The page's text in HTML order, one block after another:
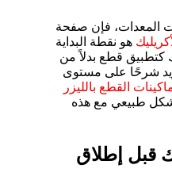
المعدات، فإن صفحة
هو نقطة البداية
كتطبيق قطع بدلاً من
شرحًا على مستوى
القطع بالليزر
طبيعي مع هذه
قبل إطلاق